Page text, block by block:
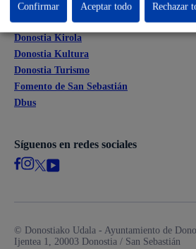
Otras páginas web corporativas
Donostia Kirola
Donostia Kultura
Donostia Turismo
Fomento de San Sebastián
Dbus
Síguenos en redes sociales
© Donostiako Udala - Ayuntamiento de
Ijentea 1, 20003 Donostia / San Sebastián
Rechazar
Confirmar Aceptar todo